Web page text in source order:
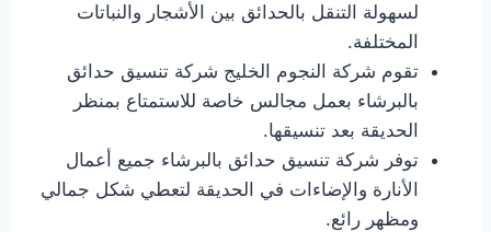
لسهولة التنقل بالحدائق بين الأشجار والنباتات
المختلفة.
تقوم شركة النجوم الخليج شركة تنسيق حدائق
بالبرشاء بعمل مجالس خاصة للاستمتاع بمنظر
الحديقة بعد تنسيقها.
توفر شركة تنسيق حدائق بالبرشاء جميع أعمال
الأنارة والإضاءات في الحديقة لتعطي شكل جمالي
ومظهر رائع.